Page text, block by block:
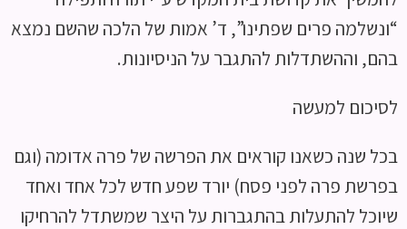
“ונשלמה פרים שפתינו”, ד’ אמות של הלכה שהשם נמצא
בהם, וההשתדלות להתגבר על הניסיונות.
לסיכום למעשה
בכל שנה כשאנו קוראים את הפרשה של פרה אדומה (וגם
בפרשת פרה לפני פסח) יורד שפע חדש לכל אחד ואחד
שיוכל להתעלות בהתגברות על היצר שמשתדל להרחיקו